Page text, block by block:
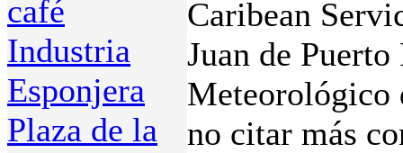
café
Industria
Esponjera
Plaza de la
Caribean
Juan de
Meteorológico
no citar más